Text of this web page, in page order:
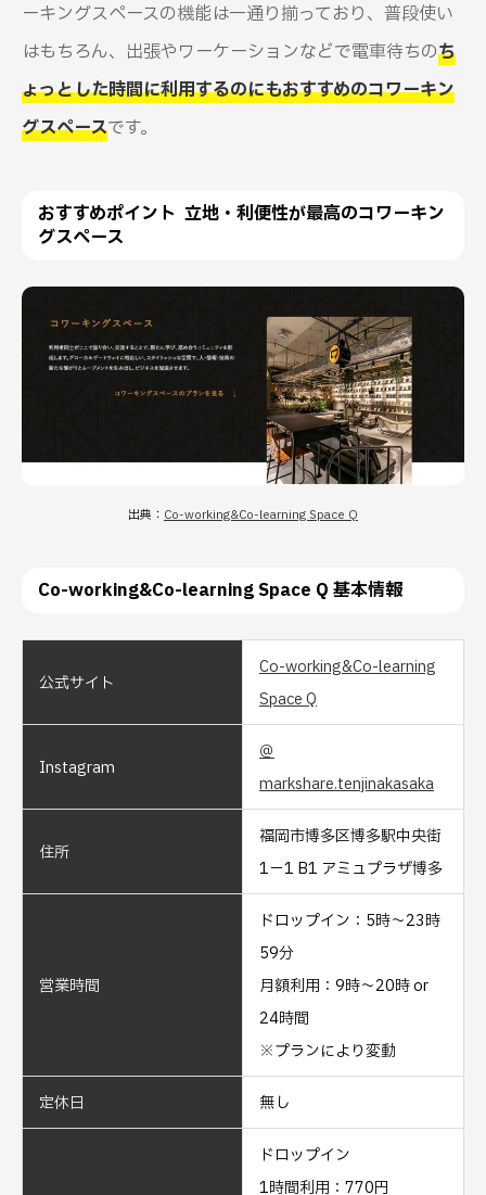
ーキングスペースの機能は一通り揃っており、普段使い
はもちろん、出張やワーケーションなどで電車待ちのち
ょっとした時間に利用するのにもおすすめのコワーキン
グスペースです。
おすすめポイント 立地・利便性が最高のコワーキン
グスペース
出典： Co-working&Co-learning Space Q
Co-working&Co-learning Space Q 基本情報
公式サイト
Co-working&Co-learning
Space Q
Instagram
＠
markshare.tenjinakasaka
住所
福岡市博多区博多駅中央街
1−1 B1 アミュプラザ博多
営業時間
ドロップイン：5時～23時
59分
月額利用：9時～20時 or
24時間
※プランにより変動
定休日 無し
ドロップイン
1時間利用：770円